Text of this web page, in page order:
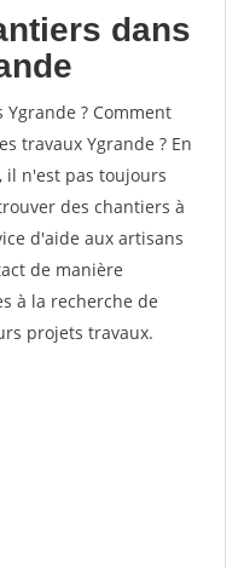
dans
? Comment
travaux Ygrande ? En
n'est pas toujours
des chantiers à
d'aide aux artisans
de manière
à la recherche de
projets travaux.